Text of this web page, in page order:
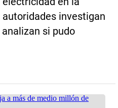
investigan
si pudo